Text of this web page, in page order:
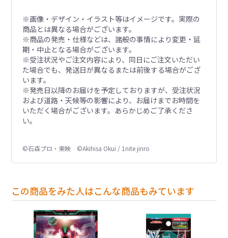
※画像・デザイン・イラスト等はイメージです。実際の
商品とは異なる場合がございます。
※商品の発売・仕様などは、諸般の事情により変更・延
期・中止となる場合がございます。
※受注状況やご注文内容により、同日にご注文いただい
た場合でも、発送日が異なるまたは前後する場合がござ
います。
※発売日以降のお届けを予定しておりますが、受注状況
および道路・天候等の影響により、お届けまでお時間を
いただく場合がございます。あらかじめご了承くださ
い。
©石森プロ・東映 ©Akihisa Okui / 1nite jinro
この商品をみた人はこんな商品もみています